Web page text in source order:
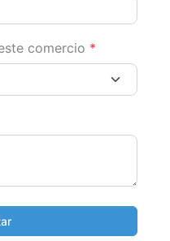
comercio *